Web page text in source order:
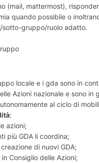
(mail, mattermost),
quando possibile o
sotto-gruppo/ruolo adatto.
locale e i gda sono in
Azioni nazionale e sono in
al ciclo di
:
azioni;
più GDA li coordina;
di nuovi GDA;
Consiglio delle Azioni;